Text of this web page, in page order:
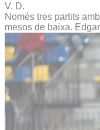
V. D.
Només tres partits
mesos de baixa.